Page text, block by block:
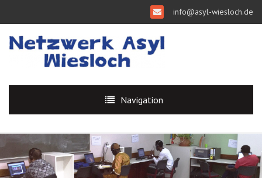
info@asyl-wiesloch.de
Navigation